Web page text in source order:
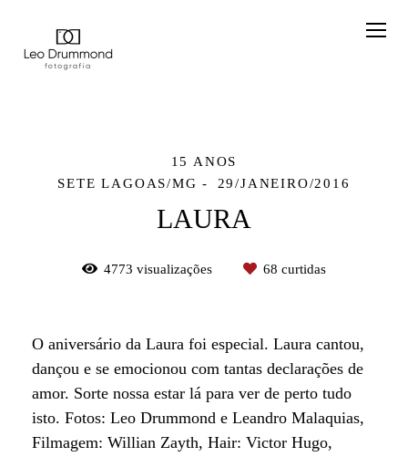
15 ANOS
SETE LAGOAS/MG
29/JANEIRO/2016
LAURA
4773 visualizações 68 curtidas
O aniversário da Laura foi especial. Laura cantou,
dançou e se emocionou com tantas declarações de
amor. Sorte nossa estar lá para ver de perto tudo
isto. Fotos: Leo Drummond e Leandro Malaquias,
Filmagem: Willian Zayth, Hair: Victor Hugo,